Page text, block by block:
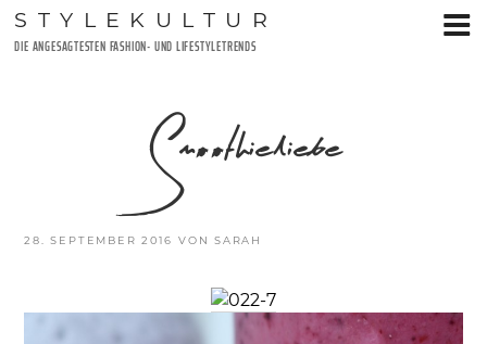
Zum
Inhalt
STYLEKULTUR
DIE ANGESAGTESTEN FASHION- UND LIFESTYLETRENDS
VERÖFFENTLICHT
28. SEPTEMBER 2016 VONSARAH
Smoothieliebe